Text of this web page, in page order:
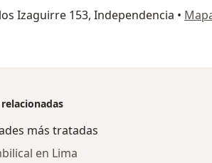
Izaguirre 153, Independencia •
más tratadas
en Lima